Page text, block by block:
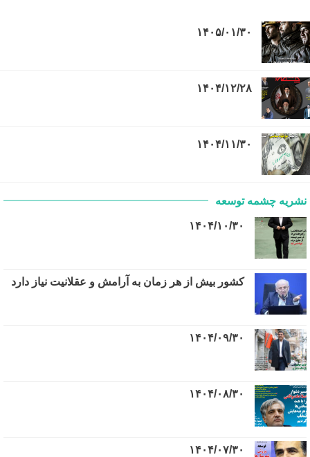
۱۴۰۵/۰۱/۳۰
۱۴۰۴/۱۲/۲۸
۱۴۰۴/۱۱/۳۰
نشریه چشمه توسعه
۱۴۰۴/۱۰/۳۰
کشور بیش از هر زمان به آرامش و عقلانیت نیاز دارد
۱۴۰۴/۰۹/۳۰
۱۴۰۴/۰۸/۳۰
۱۴۰۴/۰۷/۳۰